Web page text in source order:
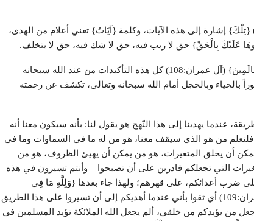
آيَاتُ اللَّهِ نَتْلُوهَا عَلَيْكَ بِالْحَقِّ}(البقرة: من الآية252) {تِلْكَ} إشارة إلى هذه الآيات، وكلمة {آيَاتُ} تعني أعلام من الهدى،
عَلَيْكَ بِالْحَقِّ} حق لا ريب فيه، حق لا شك فيه، حق لا يتخلف.
{تِلْكَ آيَاتُ اللَّهِ نَتْلُوهَا عَلَيْكَ بِالْحَقِّ وَمَا اللَّهُ يُرِيدُ ظُلْماً لِلْعَالَمِينَ} (آل عمران:108) كل هذه التأكيدات من عند الله سبحانه
وبالخجل أمام الله سبحانه وتعالى، تكشف عن رحمته
عندما يهدينا إلى هذا النّهج هو يقول لنا: بأنه سيكون معنا أنه
فلنعلم من هو الذي سيقف معنا، هو من له ما في السماوات وما في
أن يخلق المتغيرات، هو من يمكن أن يهيئ الظروف، هو من
التي تجعلكم قادرين على أن تصبحوا – وأنتم تسيرون في هذه
ضرب أعدائكم، على قهرهم؛ ولهذا جاء بعدها {وَلِلَّهِ مَا فِي
السَّمَاوَاتِ وَمَا فِي الْأَرْضِ وَإِلَى اللَّهِ تُرْجَعُ الْأُمُورُ} (آل عمران:109) أي ثقوا بأني عندما أهديكم إلى أن تسيروا على هذا الطريق
من يؤيدكم من خلقي، ألم يجعل الله الملائكة تؤيد المسلمين في